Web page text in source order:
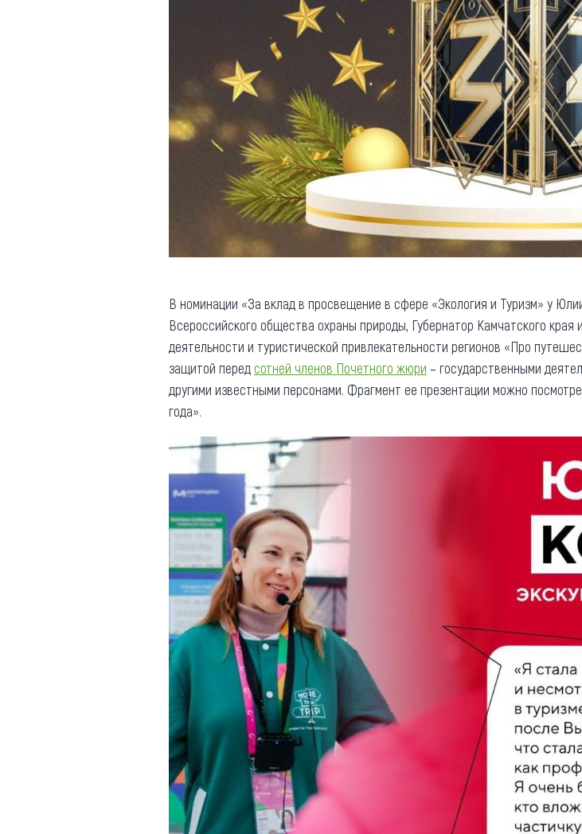
В номинации «За вклад в просвещение в сфере «Экология и Туризм» у
Всероссийского общества охраны природы, Губернатор Камчатского
деятельности и туристической привлекательности регионов «Про
защитой перед сотней членов Почетного жюри – государственными
другими известными персонами. Фрагмент ее презентации можно
года».